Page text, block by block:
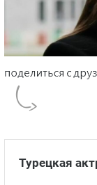
Турецкая